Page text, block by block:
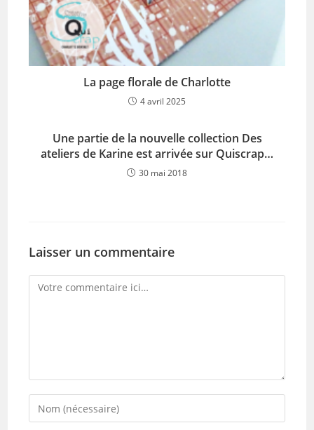
La page florale de Charlotte
4 avril 2025
Une partie de la nouvelle collection Des
ateliers de Karine est arrivée sur Quiscrap…
30 mai 2018
Laisser un commentaire
Comment
Enter
your